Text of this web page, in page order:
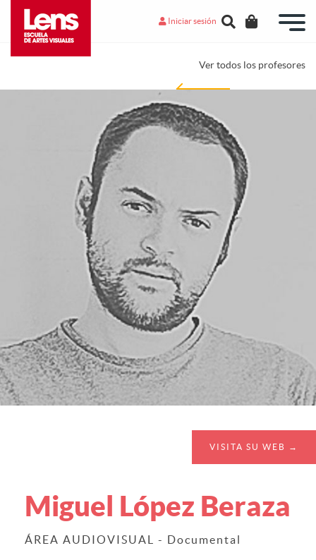
Iniciar sesión
Ver todos los profesores
VISITA SU WEB →
Miguel López Beraza
ÁREA AUDIOVISUAL - Documental